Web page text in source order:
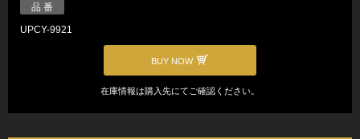
品 番
UPCY-9921
BUY NOW
在庫情報は購入先にてご確認ください。